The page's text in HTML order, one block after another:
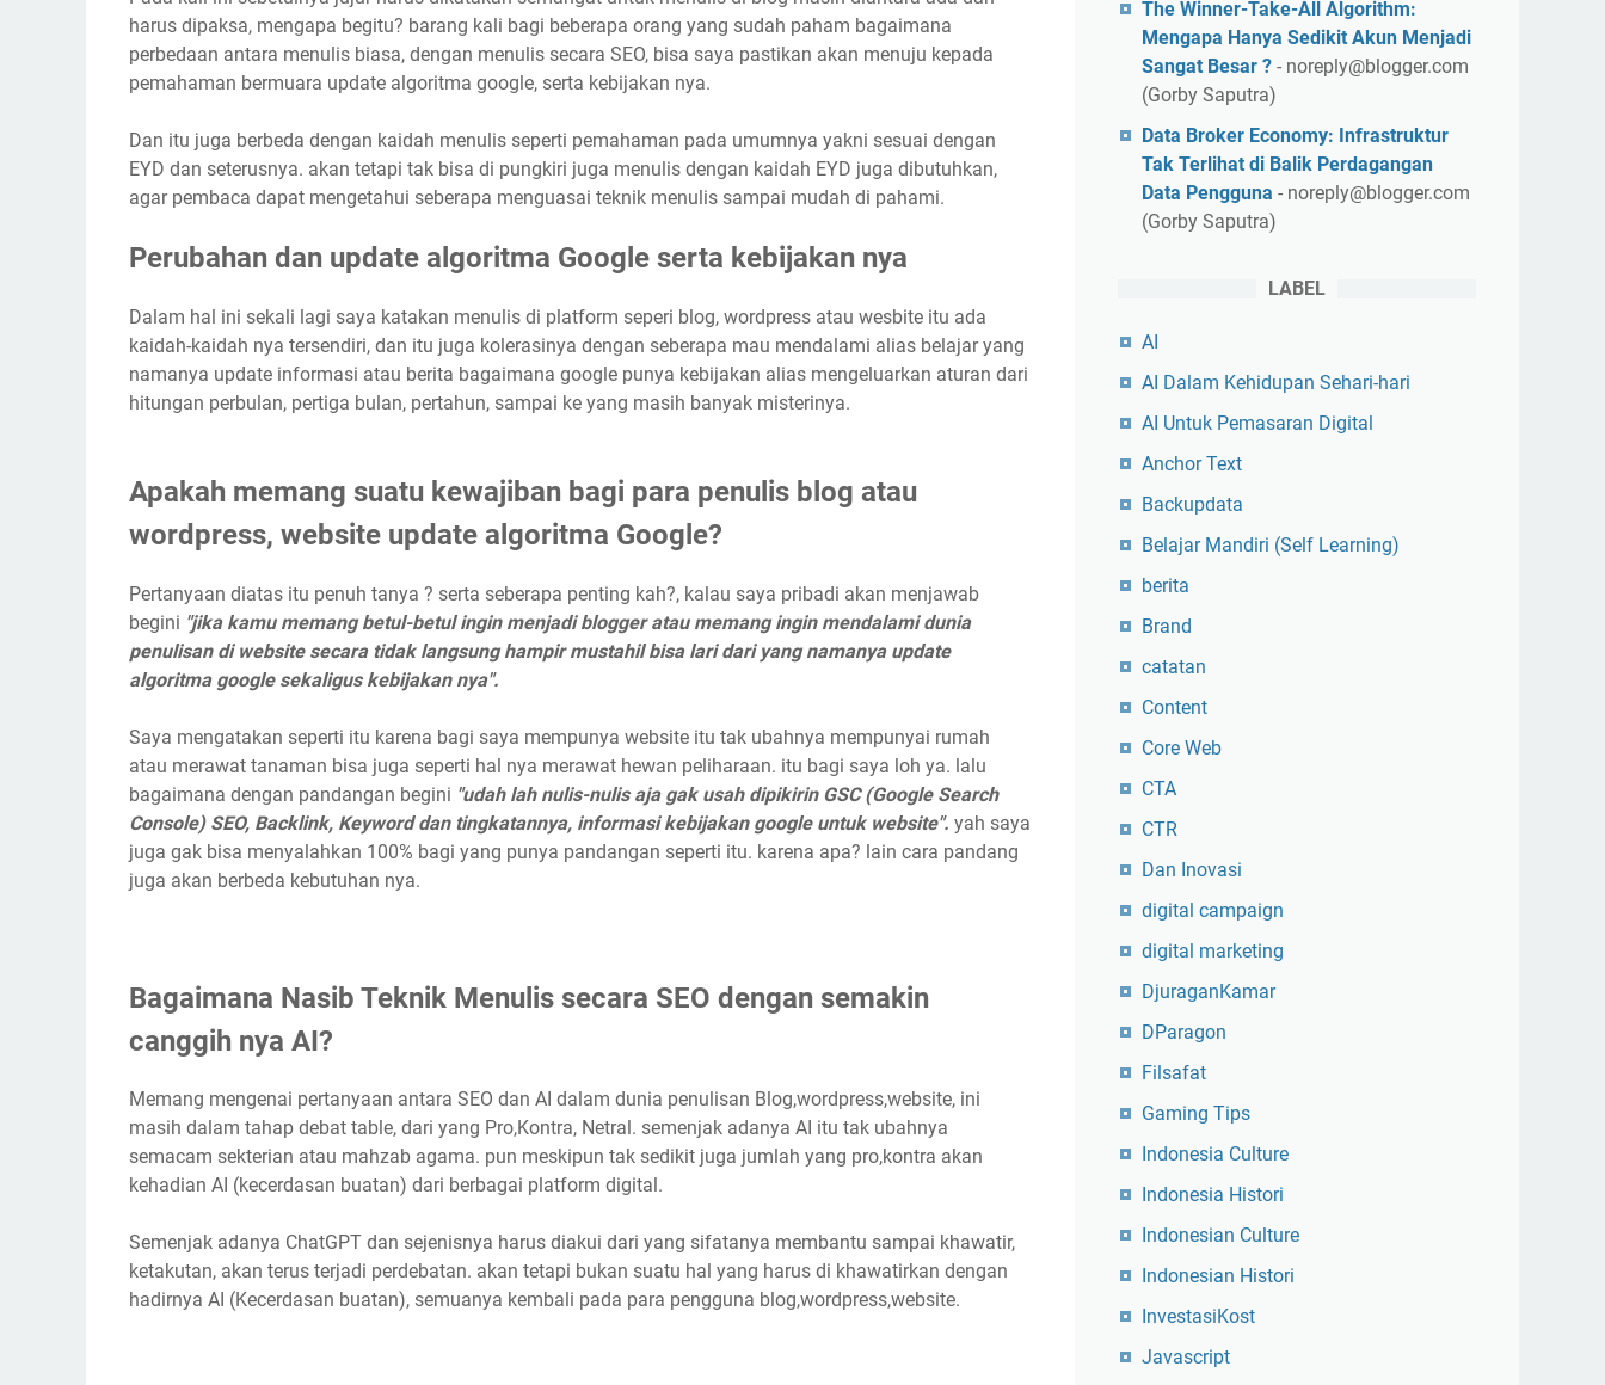
harus dipaksa, mengapa begitu? barang kali bagi beberapa orang yang sudah paham bagaimana
perbedaan antara menulis biasa, dengan menulis secara SEO, bisa saya pastikan akan menuju kepada
pemahaman bermuara update algoritma google, serta kebijakan nya.
Dan itu juga berbeda dengan kaidah menulis seperti pemahaman pada umumnya yakni sesuai dengan
EYD dan seterusnya. akan tetapi tak bisa di pungkiri juga menulis dengan kaidah EYD juga dibutuhkan,
agar pembaca dapat mengetahui seberapa menguasai teknik menulis sampai mudah di pahami.
Perubahan dan update algoritma Google serta kebijakan nya
Dalam hal ini sekali lagi saya katakan menulis di platform seperi blog, wordpress atau wesbite itu ada
kaidah-kaidah nya tersendiri, dan itu juga kolerasinya dengan seberapa mau mendalami alias belajar yang
namanya update informasi atau berita bagaimana google punya kebijakan alias mengeluarkan aturan dari
hitungan perbulan, pertiga bulan, pertahun, sampai ke yang masih banyak misterinya.
Apakah memang suatu kewajiban bagi para penulis blog atau
wordpress, website update algoritma Google?
Pertanyaan diatas itu penuh tanya ? serta seberapa penting kah?, kalau saya pribadi akan menjawab
begini "jika kamu memang betul-betul ingin menjadi blogger atau memang ingin mendalami dunia
penulisan di website secara tidak langsung hampir mustahil bisa lari dari yang namanya update
algoritma google sekaligus kebijakan nya".
Saya mengatakan seperti itu karena bagi saya mempunya website itu tak ubahnya mempunyai rumah
atau merawat tanaman bisa juga seperti hal nya merawat hewan peliharaan. itu bagi saya loh ya. lalu
bagaimana dengan pandangan begini "udah lah nulis-nulis aja gak usah dipikirin GSC (Google Search
Console) SEO, Backlink, Keyword dan tingkatannya, informasi kebijakan google untuk website". yah saya
juga gak bisa menyalahkan 100% bagi yang punya pandangan seperti itu. karena apa? lain cara pandang
juga akan berbeda kebutuhan nya.
Bagaimana Nasib Teknik Menulis secara SEO dengan semakin
canggih nya AI?
Memang mengenai pertanyaan antara SEO dan AI dalam dunia penulisan Blog,wordpress,website, ini
masih dalam tahap debat table, dari yang Pro,Kontra, Netral. semenjak adanya AI itu tak ubahnya
semacam sekterian atau mahzab agama. pun meskipun tak sedikit juga jumlah yang pro,kontra akan
kehadian AI (kecerdasan buatan) dari berbagai platform digital.
Semenjak adanya ChatGPT dan sejenisnya harus diakui dari yang sifatanya membantu sampai khawatir,
ketakutan, akan terus terjadi perdebatan. akan tetapi bukan suatu hal yang harus di khawatirkan dengan
hadirnya AI (Kecerdasan buatan), semuanya kembali pada para pengguna blog,wordpress,website.
The Winner-Take-All Algorithm:
Mengapa Hanya Sedikit Akun Menjadi
Sangat Besar ? - noreply@blogger.com
(Gorby Saputra)
Data Broker Economy: Infrastruktur
Tak Terlihat di Balik Perdagangan
Data Pengguna - noreply@blogger.com
(Gorby Saputra)
LABEL
AI
AI Dalam Kehidupan Sehari-hari
AI Untuk Pemasaran Digital
Anchor Text
Backupdata
Belajar Mandiri (Self Learning)
berita
Brand
catatan
Content
Core Web
CTA
CTR
Dan Inovasi
digital campaign
digital marketing
DjuraganKamar
DParagon
Filsafat
Gaming Tips
Indonesia Culture
Indonesia Histori
Indonesian Culture
Indonesian Histori
InvestasiKost
Javascript